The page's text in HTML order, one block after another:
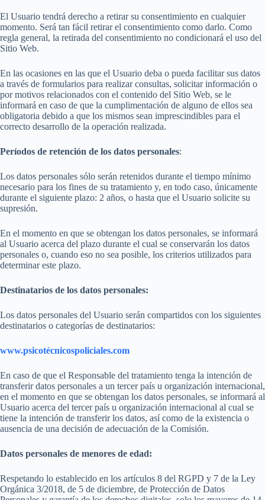
El Usuario tendrá derecho a retirar su consentimiento en cualquier
momento. Será tan fácil retirar el consentimiento como darlo. Como
regla general, la retirada del consentimiento no condicionará el uso del
Sitio Web.
En las ocasiones en las que el Usuario deba o pueda facilitar sus datos
a través de formularios para realizar consultas, solicitar información o
por motivos relacionados con el contenido del Sitio Web, se le
informará en caso de que la cumplimentación de alguno de ellos sea
obligatoria debido a que los mismos sean imprescindibles para el
correcto desarrollo de la operación realizada.
Períodos de retención de los datos personales:
Los datos personales sólo serán retenidos durante el tiempo mínimo
necesario para los fines de su tratamiento y, en todo caso, únicamente
durante el siguiente plazo: 2 años, o hasta que el Usuario solicite su
supresión.
En el momento en que se obtengan los datos personales, se informará
al Usuario acerca del plazo durante el cual se conservarán los datos
personales o, cuando eso no sea posible, los criterios utilizados para
determinar este plazo.
Destinatarios de los datos personales:
Los datos personales del Usuario serán compartidos con los siguientes
destinatarios o categorías de destinatarios:
www.psicotécnicospoliciales.com
En caso de que el Responsable del tratamiento tenga la intención de
transferir datos personales a un tercer país u organización internacional,
en el momento en que se obtengan los datos personales, se informará al
Usuario acerca del tercer país u organización internacional al cual se
tiene la intención de transferir los datos, así como de la existencia o
ausencia de una decisión de adecuación de la Comisión.
Datos personales de menores de edad:
Respetando lo establecido en los artículos 8 del RGPD y 7 de la Ley
Orgánica 3/2018, de 5 de diciembre, de Protección de Datos